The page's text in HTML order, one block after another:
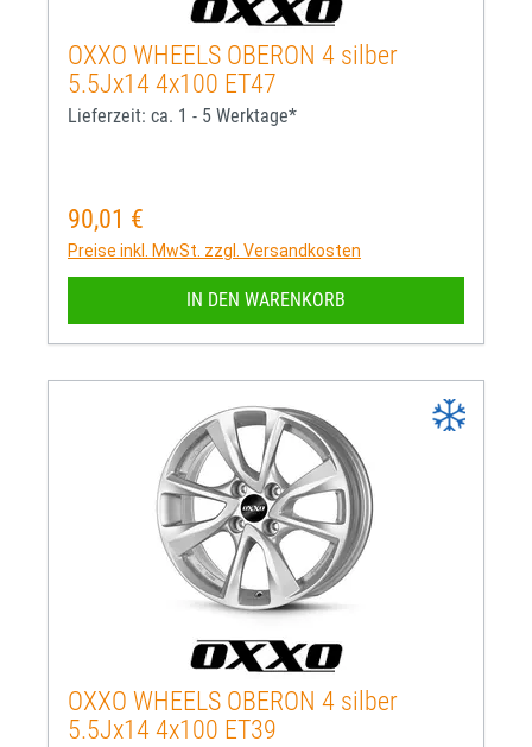
OXXO WHEELS OBERON 4 silber
5.5Jx14 4x100 ET47
Lieferzeit: ca. 1 - 5 Werktage*
Regulärer Preis:
90,01 €
Preise inkl. MwSt. zzgl. Versandkosten
IN DEN WARENKORB
OXXO WHEELS OBERON 4 silber
5.5Jx14 4x100 ET39